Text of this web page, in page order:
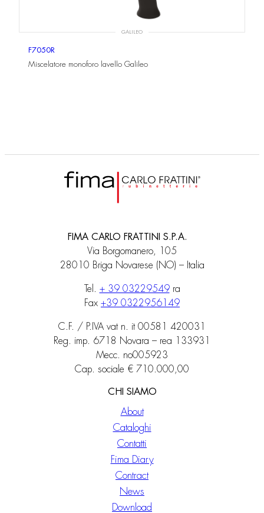
GALILEO
F7050R
Miscelatore monoforo lavello Galileo
FIMA CARLO FRATTINI S.P.A.
Via Borgomanero, 105
28010 Briga Novarese (NO) – Italia
Tel. + 39 03229549ra
Fax +39 0322956149
C.F. / P.IVA vat n. it 00581 420031
Reg. imp. 6718 Novara – rea 133931
Mecc. no005923
Cap. sociale € 710.000,00
CHI SIAMO
About
Cataloghi
Contatti
Fima Diary
Contract
News
Download